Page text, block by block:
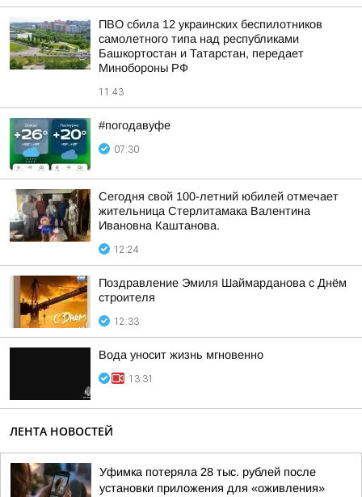
ПВО сбила 12 украинских беспилотников
самолетного типа над республиками
Башкортостан и Татарстан, передает
Минобороны РФ
11:43
#погодавуфе
07:30
Сегодня свой 100-летний юбилей отмечает
жительница Стерлитамака Валентина
Ивановна Каштанова.
12:24
Поздравление Эмиля Шаймарданова с Днём
строителя
12:33
Вода уносит жизнь мгновенно
13:31
ЛЕНТА НОВОСТЕЙ
Уфимка потеряла 28 тыс. рублей после
установки приложения для «оживления»